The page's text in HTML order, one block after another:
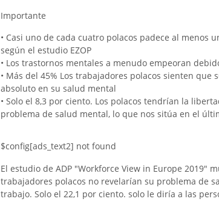
Importante
• Casi uno de cada cuatro polacos padece al menos
según el estudio EZOP
• Los trastornos mentales a menudo empeoran
• Más del 45% Los trabajadores polacos sienten
absoluto en su salud mental
• Solo el 8,3 por ciento. Los polacos tendrían la
problema de salud mental, lo que nos sitúa en el
$config[ads_text2] not found
El estudio de ADP "Workforce View in Europe 2019"
trabajadores polacos no revelarían su problema de
trabajo. Solo el 22,1 por ciento. solo le diría a las